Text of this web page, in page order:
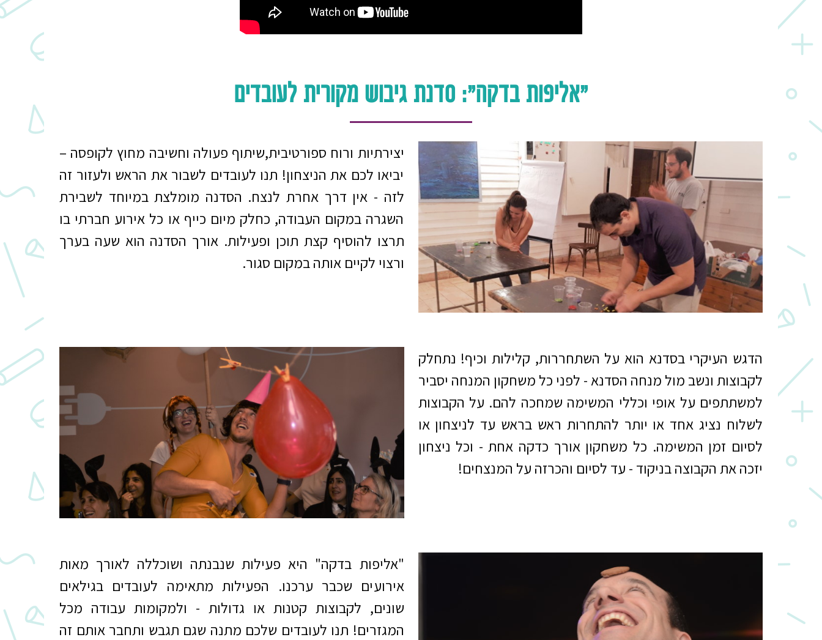
"אליפות בדקה": סדנת גיבוש מקורית לעובדים
יצירתיות ורוח ספורטיבית,שיתוף פעולה וחשיבה מחוץ לקופסה –
יביאו לכם את הניצחון! תנו לעובדים לשבור את הראש ולעזור זה
לזה - אין דרך אחרת לנצח. הסדנה מומלצת במיוחד לשבירת
השגרה במקום העבודה, כחלק מיום כייף או כל אירוע חברתי בו
תרצו להוסיף קצת תוכן ופעילות. אורך הסדנה הוא שעה בערך
ורצוי לקיים אותה במקום סגור.
הדגש העיקרי בסדנא הוא על השתחררות, קלילות וכיף! נתחלק
לקבוצות ונשב מול מנחה הסדנא - לפני כל משחקון המנחה יסביר
למשתתפים על אופי וכללי המשימה שמחכה להם. על הקבוצות
לשלוח נציג אחד או יותר להתחרות ראש בראש עד לניצחון או
לסיום זמן המשימה. כל משחקון אורך כדקה אחת - וכל ניצחון
יזכה את הקבוצה בניקוד - עד לסיום והכרזה על המנצחים!
"אליפות בדקה" היא פעילות שנבנתה ושוכללה לאורך מאות
אירועים שכבר ערכנו. הפעילות מתאימה לעובדים בגילאים
שונים, לקבוצות קטנות או גדולות - ולמקומות עבודה מכל
המגזרים! תנו לעובדים שלכם מתנה שגם תגבש ותחבר אותם זה